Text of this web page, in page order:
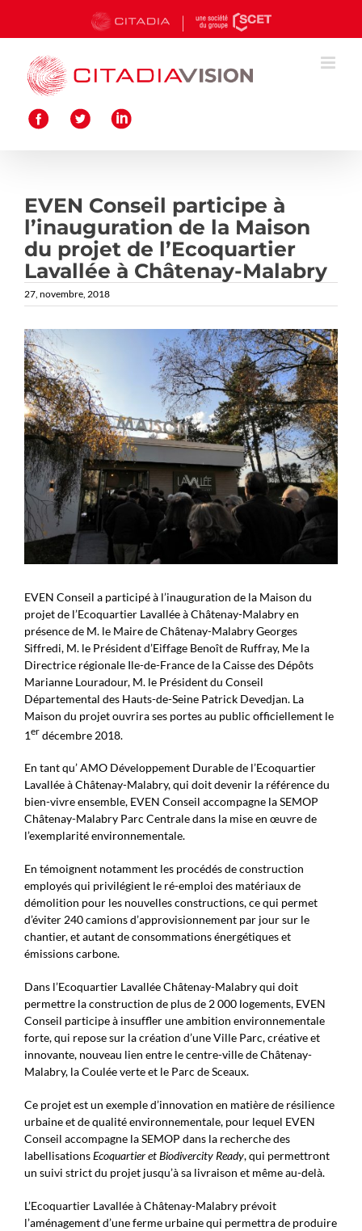
contenu
EVEN Conseil participe à
l’inauguration de la Maison
du projet de l’Ecoquartier
Lavallée à Châtenay-Malabry
27, novembre, 2018
EVEN Conseil a participé à l’inauguration de la Maison du
projet de l’Ecoquartier Lavallée à Châtenay-Malabry en
présence de M. le Maire de Châtenay-Malabry Georges
Siffredi, M. le Président d’Eiffage Benoît de Ruffray, Me la
Directrice régionale Ile-de-France de la Caisse des Dépôts
Marianne Louradour, M. le Président du Conseil
Départemental des Hauts-de-Seine Patrick Devedjan. La
Maison du projet ouvrira ses portes au public officiellement le
1er décembre 2018.
En tant qu’ AMO Développement Durable de l’Ecoquartier
Lavallée à Châtenay-Malabry, qui doit devenir la référence du
bien-vivre ensemble, EVEN Conseil accompagne la SEMOP
Châtenay-Malabry Parc Centrale dans la mise en œuvre de
l’exemplarité environnementale.
En témoignent notamment les procédés de construction
employés qui privilégient le ré-emploi des matériaux de
démolition pour les nouvelles constructions, ce qui permet
d’éviter 240 camions d’approvisionnement par jour sur le
chantier, et autant de consommations énergétiques et
émissions carbone.
Dans l’Ecoquartier Lavallée Châtenay-Malabry qui doit
permettre la construction de plus de 2 000 logements, EVEN
Conseil participe à insuffler une ambition environnementale
forte, qui repose sur la création d’une Ville Parc, créative et
innovante, nouveau lien entre le centre-ville de Châtenay-
Malabry, la Coulée verte et le Parc de Sceaux.
Ce projet est un exemple d’innovation en matière de résilience
urbaine et de qualité environnementale, pour lequel EVEN
Conseil accompagne la SEMOP dans la recherche des
labellisationsEcoquartier et Biodivercity Ready, qui permettront
un suivi strict du projet jusqu’à sa livraison et même au-delà.
L’Ecoquartier Lavallée à Châtenay-Malabry prévoit
l’aménagement d’une ferme urbaine qui permettra de produire